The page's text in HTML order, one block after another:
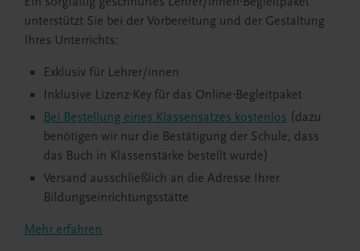
unterstützt Sie bei der Vorbereitung und der Gestaltung
Ihres Unterrichts:
Exklusiv für Lehrer/innen
Inklusive Lizenz-Key für das Online-Begleitpaket
Bei Bestellung eines Klassensatzes kostenlos (dazu
benötigen wir nur die Bestätigung der Schule, dass
das Buch in Klassenstärke bestellt wurde)
Versand ausschließlich an die Adresse Ihrer
Bildungseinrichtungsstätte
Mehr erfahren